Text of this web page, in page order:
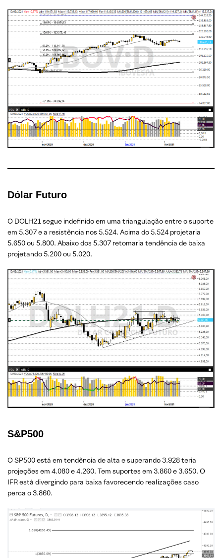
Dólar Futuro
O DOLH21 segue indefinido em uma triangulação entre o suporte
em 5.307 e a resistência nos 5.524. Acima do 5.524 projetaria
5.650 ou 5.800. Abaixo dos 5.307 retomaria tendência de baixa
projetando 5.200 ou 5.020.
S&P500
O SP500 está em tendência de alta e superando 3.928 teria
projeções em 4.080 e 4.260. Tem suportes em 3.860 e 3.650. O
IFR está divergindo para baixa favorecendo realizações caso
perca o 3.860.